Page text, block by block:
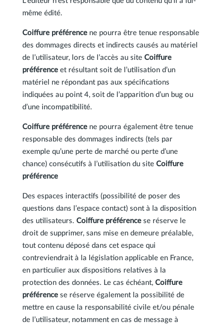
même édité.
Coiffure préférence ne pourra être tenue responsable
des dommages directs et indirects causés au matériel
de l’utilisateur, lors de l’accès au site Coiffure
préférenceet résultant soit de l’utilisation d’un
matériel ne répondant pas aux spécifications
indiquées au point 4, soit de l’apparition d’un bug ou
d’une incompatibilité.
Coiffure préférencene pourra également être tenue
responsable des dommages indirects (tels par
exemple qu’une perte de marché ou perte d’une
chance) consécutifs à l’utilisation du site Coiffure
préférence
Des espaces interactifs (possibilité de poser des
questions dans l’espace contact) sont à la disposition
des utilisateurs. Coiffure préférence se réserve le
droit de supprimer, sans mise en demeure préalable,
tout contenu déposé dans cet espace qui
contreviendrait à la législation applicable en France,
en particulier aux dispositions relatives à la
protection des données. Le cas échéant, Coiffure
préférence se réserve également la possibilité de
mettre en cause la responsabilité civile et/ou pénale
de l’utilisateur, notamment en cas de message à